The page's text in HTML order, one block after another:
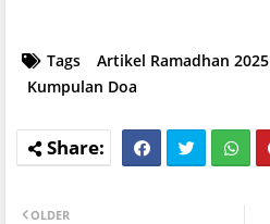
Tags Artikel Ramadhan 2025
Kumpulan Doa
OLDER